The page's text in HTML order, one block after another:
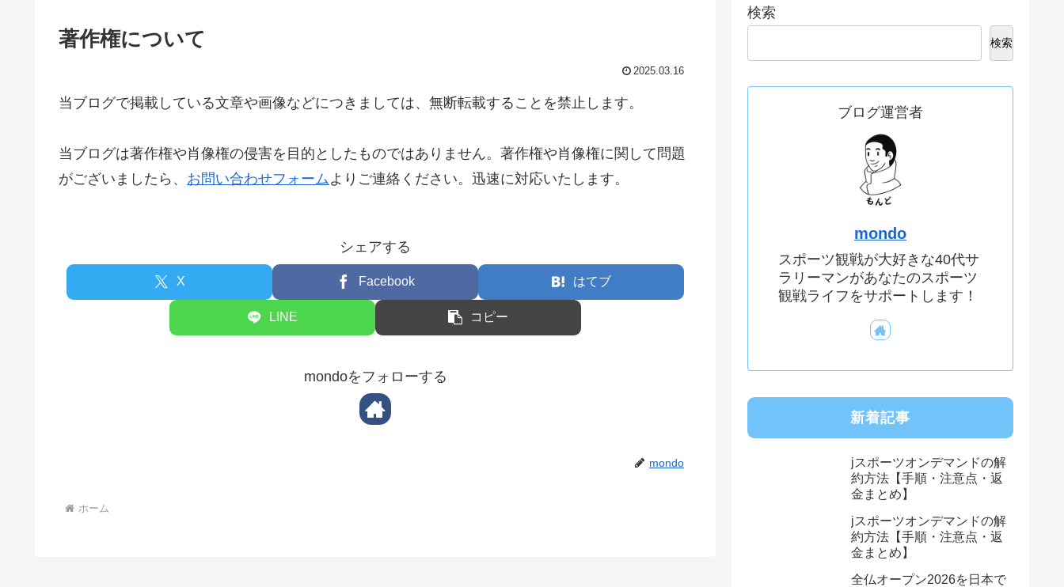
著作権について
2025.03.16
当ブログで掲載している文章や画像などにつきましては、無断転載することを禁止します。
当ブログは著作権や肖像権の侵害を目的としたものではありません。著作権や肖像権に関して問題
がございましたら、 お問い合わせフォームよりご連絡ください。迅速に対応いたします。
シェアする
X Facebook はてブ
LINE コピー
mondoをフォローする
mondo
ホーム
検索
検索
ブログ運営者
mondo
スポーツ観戦が大好きな40代サ
ラリーマンがあなたのスポーツ
観戦ライフをサポートします！
新着記事
jスポーツオンデマンドの解
約方法【手順・注意点・返
金まとめ】
jスポーツオンデマンドの解
約方法【手順・注意点・返
金まとめ】
全仏オープン2026を日本で